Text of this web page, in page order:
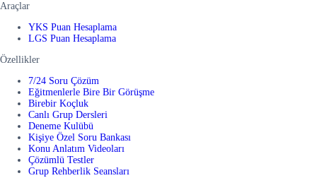
Araçlar
YKS Puan Hesaplama
LGS Puan Hesaplama
Özellikler
7/24 Soru Çözüm
Eğitmenlerle Bire Bir Görüşme
Birebir Koçluk
Canlı Grup Dersleri
Deneme Kulübü
Kişiye Özel Soru Bankası
Konu Anlatım Videoları
Çözümlü Testler
Grup Rehberlik Seansları